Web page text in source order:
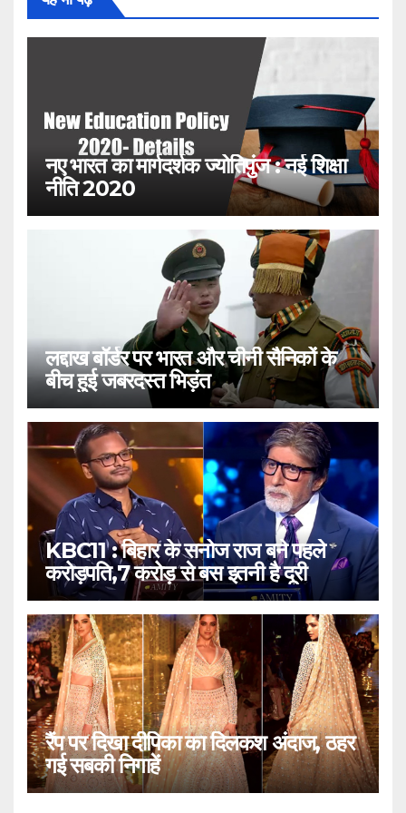
नए भारत का मार्गदर्शक ज्योतिपुंज : नई शिक्षा
नीति 2020
लद्दाख बॉर्डर पर भारत और चीनी सैनिकों के
बीच हुई जबरदस्त भिड़ंत
KBC11 : बिहार के सनोज राज बने पहले
करोड़पति,7 करोड़ से बस इतनी है दूरी
रैंप पर दिखा दीपिका का दिलकश अंदाज, ठहर
गई सबकी निगाहें